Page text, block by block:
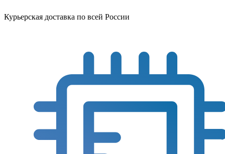
Курьерская доставка по всей России